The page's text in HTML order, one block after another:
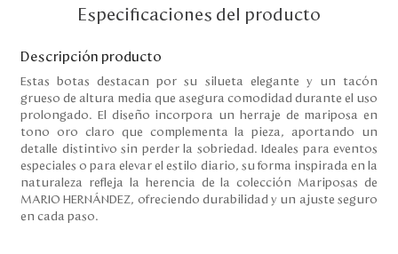
Nuestras Tiendas
Colombia
Costa Rica
Panamá
USA
Venezuela
Especificaciones del producto
Descripción producto
Estas botas destacan por su silueta elegante y un tacón
grueso de altura media que asegura comodidad durante el uso
prolongado. El diseño incorpora un herraje de mariposa en
tono oro claro que complementa la pieza, aportando un
detalle distintivo sin perder la sobriedad. Ideales para eventos
especiales o para elevar el estilo diario, su forma inspirada en la
naturaleza refleja la herencia de la colección Mariposas de
MARIO HERNÁNDEZ, ofreciendo durabilidad y un ajuste seguro
en cada paso.